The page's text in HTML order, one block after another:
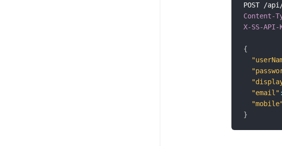
Content-
X-SS-API-
{
"email" :
}